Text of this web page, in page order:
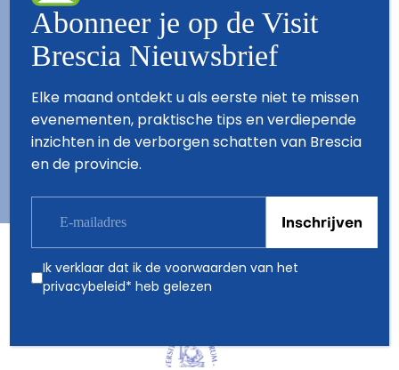
Stay/Live in Brescia
ContactWie zijn wij
Copyright © 2026 - All Rights Reserved - Visit Brescia
Partners
Abonneer je op de Visit
Brescia Nieuwsbrief
Elke maand ontdekt u als eerste niet te missen
evenementen, praktische tips en verdiepende
inzichten in de verborgen schatten van Brescia
en de provincie.
Ik verklaar dat ik de voorwaarden van het
privacybeleid* heb gelezen